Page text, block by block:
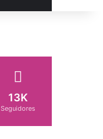
13K
Seguidores